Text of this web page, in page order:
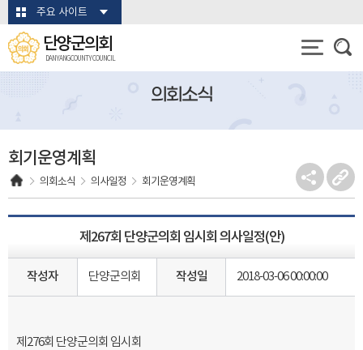
본문바로가기주요 사이트
단양군의회
DANYANG COUNTY COUNCIL
의회소식
회기운영계획
의회소식 의사일정 회기운영계획
제267회 단양군의회 임시회 의사일정(안)
작성자 단양군의회 작성일 2018-03-06 00:00:00
제276회 단양군의회 임시회